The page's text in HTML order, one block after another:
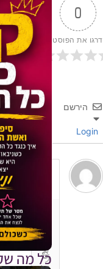
0
דרגו את הפוסט
הירשם
כל מה